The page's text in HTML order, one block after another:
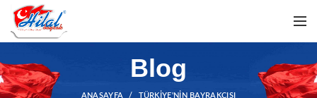
Blog
ANASAYFA TÜRKIYE'NIN BAYRAKÇISI